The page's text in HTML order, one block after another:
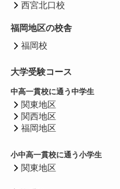
西宮北口校
福岡地区の校舎
福岡校
大学受験コース
中高一貫校に通う中学生
関東地区
関西地区
福岡地区
小中高一貫校に通う小学生
関東地区